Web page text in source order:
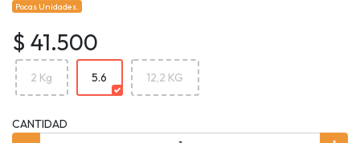
Pocas Unidades.
$ 41.500
2 Kg 5.6 12,2 KG
CANTIDAD